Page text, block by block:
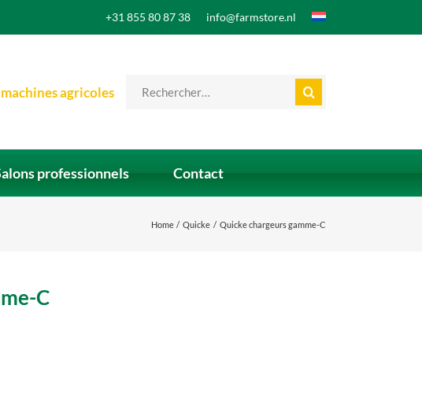
+31 855 80 87 38 info@farmstore.nl
agricoles
professionnels Contact
Home Quicke Quicke chargeurs gamme-C
C